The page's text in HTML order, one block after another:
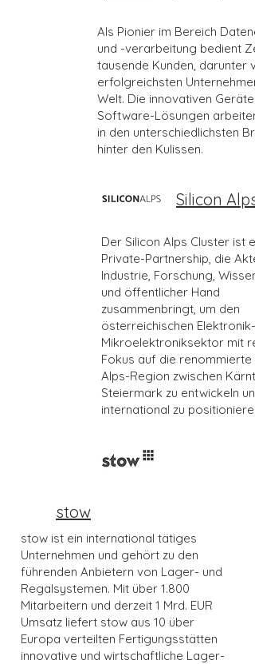
Als Pionier im Bereich
und -verarbeitung bedient
tausende Kunden, darunter
erfolgreichsten
Welt. Die innovativen Geräte
Software-Lösungen
in den unterschiedlichsten
hinter den Kulissen.
Silicon Alps
Der Silicon Alps Cluster ist
Private-Partnership, die
Industrie, Forschung,
und öffentlicher Hand
zusammenbringt, um den
österreichischen Elektronik-
Mikroelektroniksektor mit
Fokus auf die renommierte
Alps-Region zwischen
Steiermark zu entwickeln und
international zu positionieren.
stow
stow ist ein international tätiges
Unternehmen und gehört zu den
führenden Anbietern von Lager- und
Regalsystemen. Mit über 1.800
Mitarbeitern und derzeit 1 Mrd. EUR
Umsatz liefert stow aus 10 über
Europa verteilten Fertigungsstätten
innovative und wirtschaftliche Lager-